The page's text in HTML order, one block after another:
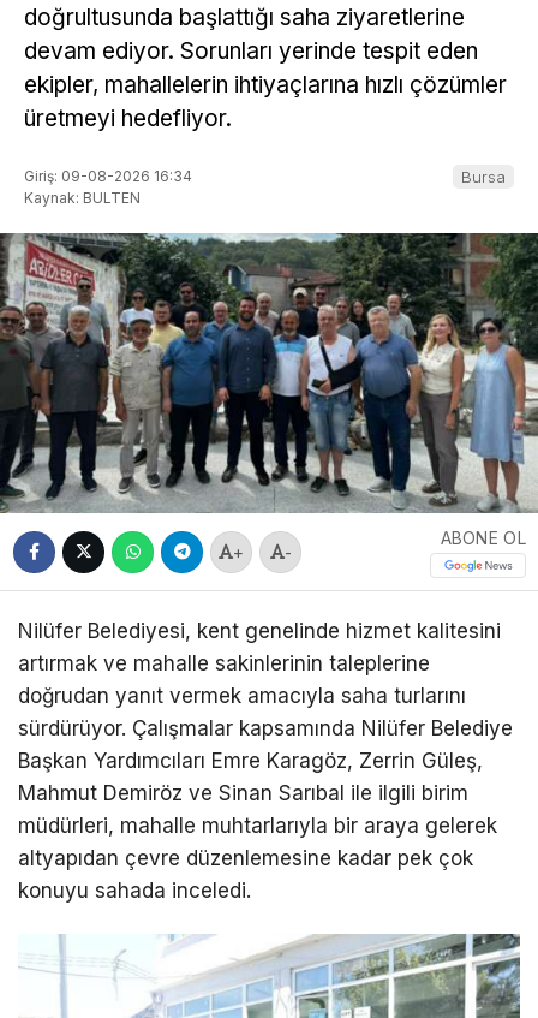
doğrultusunda başlattığı saha ziyaretlerine
devam ediyor. Sorunları yerinde tespit eden
ekipler, mahallelerin ihtiyaçlarına hızlı çözümler
üretmeyi hedefliyor.
Giriş: 09-08-2026 16:34
Kaynak: BULTEN
Bursa
+ -
ABONE OL
Nilüfer Belediyesi, kent genelinde hizmet kalitesini
artırmak ve mahalle sakinlerinin taleplerine
doğrudan yanıt vermek amacıyla saha turlarını
sürdürüyor. Çalışmalar kapsamında Nilüfer Belediye
Başkan Yardımcıları Emre Karagöz, Zerrin Güleş,
Mahmut Demiröz ve Sinan Sarıbal ile ilgili birim
müdürleri, mahalle muhtarlarıyla bir araya gelerek
altyapıdan çevre düzenlemesine kadar pek çok
konuyu sahada inceledi.